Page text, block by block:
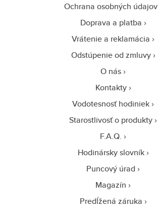
Ochrana osobných údajov
Doprava a platba
Vrátenie a reklamácia
Odstúpenie od zmluvy
O nás
Kontakty
Vodotesnosť hodiniek
Starostlivosť o produkty
F.A.Q.
Hodinársky slovník
Puncový úrad
Magazín
Predĺžená záruka